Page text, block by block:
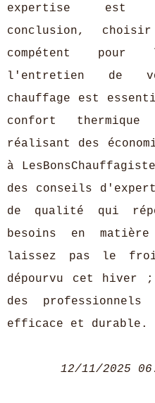
expertise est
conclusion,
compétent
l'entretien de
chauffage est
confort
réalisant des
à
des conseils
de qualité qui
besoins en
laissez pas le
dépourvu cet hiver
des
efficace et durable.
12/11/2025